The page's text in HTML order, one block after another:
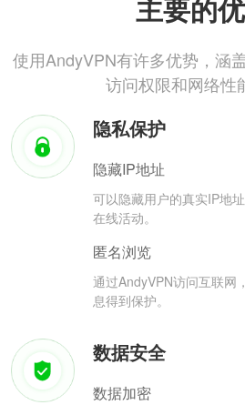
主要的
使用AndyVPN有许多优势，涵
访问权限和网络性
隐私保护
隐藏IP地址
可以隐藏用户的真实IP地
在线活动。
匿名浏览
通过AndyVPN访问互联网
息得到保护。
数据安全
数据加密